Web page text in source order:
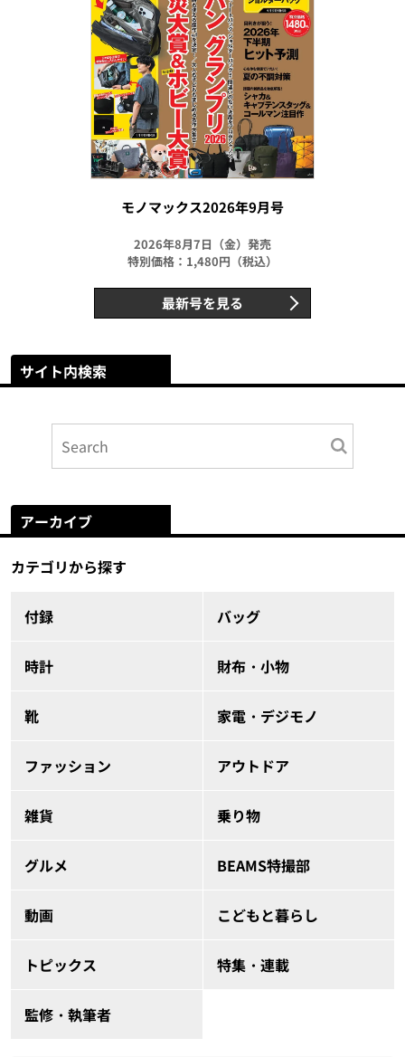
モノマックス2026年9月号
2026年8月7日（金）発売
特別価格：1,480円（税込）
最新号を見る
サイト内検索
アーカイブ
カテゴリから探す
付録 バッグ
時計 財布・小物
靴 家電・デジモノ
ファッション アウトドア
雑貨 乗り物
グルメ BEAMS特撮部
動画 こどもと暮らし
トピックス 特集・連載
監修・執筆者